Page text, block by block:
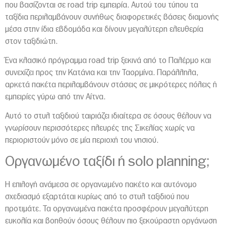
που βασίζονται σε road trip εμπειρία. Αυτού του τύπου τα
ταξίδια περιλαμβάνουν συνήθως διαφορετικές βάσεις διαμονής
μέσα στην ίδια εβδομάδα και δίνουν μεγαλύτερη ελευθερία
στον ταξιδιώτη.
Ένα κλασικό πρόγραμμα road trip ξεκινά από το Παλέρμο και
συνεχίζει προς την Κατάνια και την Ταορμίνα. Παράλληλα,
αρκετά πακέτα περιλαμβάνουν στάσεις σε μικρότερες πόλεις ή
εμπειρίες γύρω από την Αίτνα.
Αυτό το στυλ ταξιδιού ταιριάζει ιδιαίτερα σε όσους θέλουν να
γνωρίσουν περισσότερες πλευρές της Σικελίας χωρίς να
περιοριστούν μόνο σε μία περιοχή του νησιού.
Οργανωμένο ταξίδι ή solo planning;
Η επιλογή ανάμεσα σε οργανωμένο πακέτο και αυτόνομο
σχεδιασμό εξαρτάται κυρίως από το στυλ ταξιδιού που
προτιμάτε. Τα οργανωμένα πακέτα προσφέρουν μεγαλύτερη
ευκολία και βοηθούν όσους θέλουν πιο ξεκούραστη οργάνωση